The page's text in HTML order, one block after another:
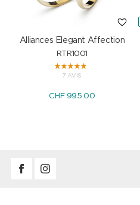
Alliances Elegant Affection
RTR1001
7 AVIS
CHF 995.00